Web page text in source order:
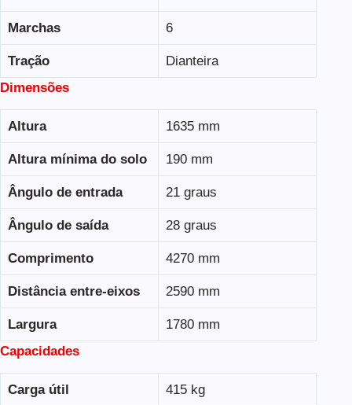
Marchas 6
Tração
Dianteira
Dimensões
Altura 1635 mm
Altura mínima do solo 190 mm
Ângulo de entrada 21 graus
Ângulo de saída 28 graus
Comprimento 4270 mm
Distância entre-eixos 2590 mm
Largura
1780 mm
Capacidades
Carga útil 415 kg